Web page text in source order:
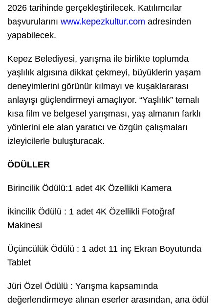
2026 tarihinde gerçekleştirilecek. Katılımcılar
başvurularını www.kepezkultur.com adresinden
yapabilecek.
Kepez Belediyesi, yarışma ile birlikte toplumda
yaşlılık algısına dikkat çekmeyi, büyüklerin yaşam
deneyimlerini görünür kılmayı ve kuşaklararası
anlayışı güçlendirmeyi amaçlıyor. “Yaşlılık” temalı
kısa film ve belgesel yarışması, yaş almanın farklı
yönlerini ele alan yaratıcı ve özgün çalışmaları
izleyicilerle buluşturacak.
ÖDÜLLER
Birincilik Ödülü:1 adet 4K Özellikli Kamera
İkincilik Ödülü : 1 adet 4K Özellikli Fotoğraf
Makinesi
Üçüncülük Ödülü : 1 adet 11 inç Ekran Boyutunda
Tablet
Jüri Özel Ödülü : Yarışma kapsamında
değerlendirmeye alınan eserler arasından, ana ödül